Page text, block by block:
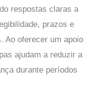
respostas claras a
prazos e
Ao oferecer um apoio
ajudam a reduzir a
durante períodos